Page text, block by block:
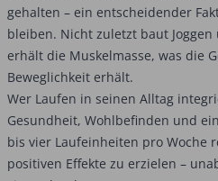
gehalten – ein entscheidender
bleiben. Nicht zuletzt baut
erhält die Muskelmasse, was die
Beweglichkeit erhält.
Wer Laufen in seinen Alltag
Gesundheit, Wohlbefinden und
bis vier Laufeinheiten pro Woche
positiven Effekte zu erzielen –